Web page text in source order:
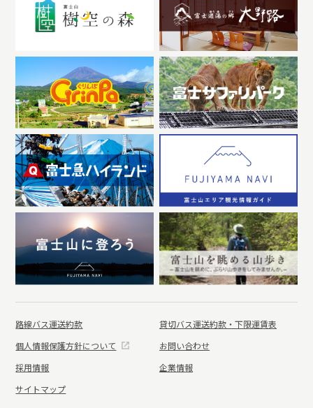
路線バス運送約款
貸切バス運送約款・下限運賃表
個人情報保護方針について
お問い合わせ
採用情報
企業情報
サイトマップ